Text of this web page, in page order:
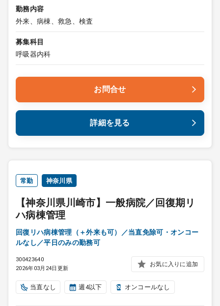
勤務内容
外来、病棟、救急、検査
募集科目
呼吸器内科
お問合せ
詳細を見る
常勤 神奈川県
【神奈川県川崎市】一般病院／回復期リ
ハ病棟管理
回復リハ病棟管理（＋外来も可）／当直免除可・オンコー
ルなし／平日のみの勤務可
300423640
2026年03月24日更新
お気に入りに追加
当直なし 週4以下 オンコールなし